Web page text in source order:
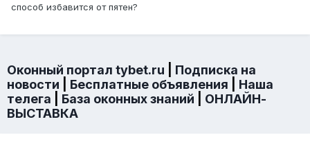
способ избавится от пятен?
Оконный портал tybet.ru
Подписка на
новости
Бесплатные объявления
Наша
телега
База оконных знаний
ОНЛАЙН-
ВЫСТАВКА